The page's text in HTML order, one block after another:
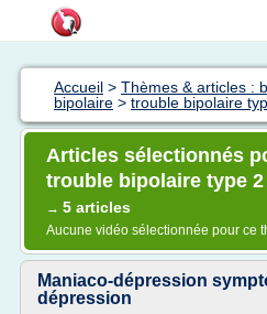
Accueil > Thèmes & articles :
bipolaire > trouble bipolaire
Articles sélectionnés
trouble bipolaire type
→ 5 articles
Aucune vidéo sélectionnée pour ce
Maniaco-dépression
dépression